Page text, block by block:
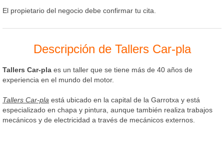
El propietario del negocio debe confirmar tu cita.
Descripción de Tallers Car-pla
Tallers Car-pla es un taller que se tiene más de 40 años de
experiencia en el mundo del motor.
Tallers Car-pla está ubicado en la capital de la Garrotxa y está
especializado en chapa y pintura, aunque también realiza trabajos
mecánicos y de electricidad a través de mecánicos externos.